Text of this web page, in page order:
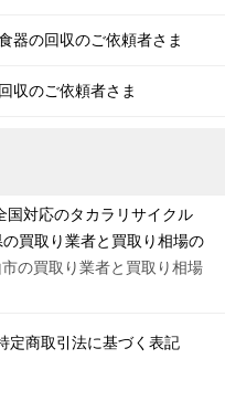
器の回収のご依頼者さま
収のご依頼者さま
国対応のタカラリサイクル
の買取り業者と買取り相場の
の買取り業者と買取り相場
定商取引法に基づく表記